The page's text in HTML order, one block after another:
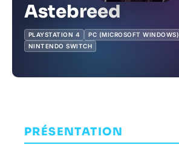
Astebreed
PLAYSTATION 4
PC (MICROSOFT WINDOWS)
NINTENDO SWITCH
PRÉSENTATION